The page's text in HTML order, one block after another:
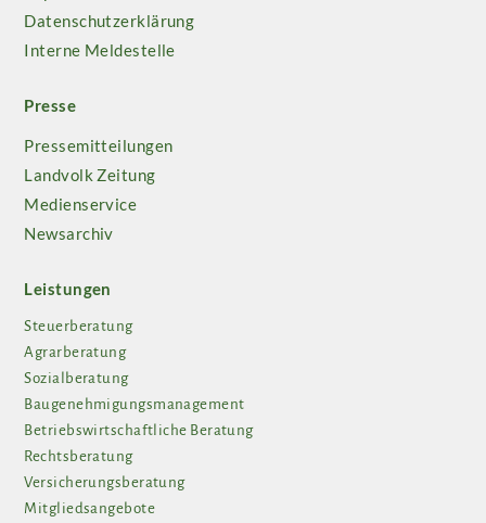
Datenschutzerklärung
Interne Meldestelle
Presse
Pressemitteilungen
Landvolk Zeitung
Medienservice
Newsarchiv
Leistungen
Steuerberatung
Agrarberatung
Sozialberatung
Baugenehmigungsmanagement
Betriebswirtschaftliche Beratung
Rechtsberatung
Versicherungsberatung
Mitgliedsangebote